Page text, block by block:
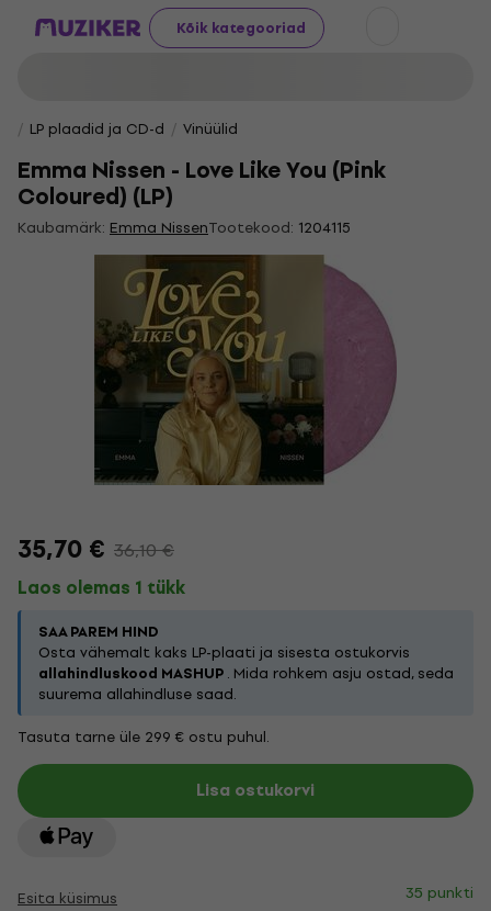
Kõik kategooriad
LP plaadid ja CD-d Vinüülid
Emma Nissen - Love Like You (Pink
Coloured) (LP)
Kaubamärk: Emma NissenTootekood: 1204115
35,70 € 36,10 €
Laos olemas 1 tükk
SAA PAREM HIND
Osta vähemalt kaks LP-plaati ja sisesta ostukorvis
allahindluskood MASHUP. Mida rohkem asju ostad, seda
suurema allahindluse saad.
Tasuta tarne üle 299 € ostu puhul.
Lisa ostukorvi
Esita küsimus 35 punkti